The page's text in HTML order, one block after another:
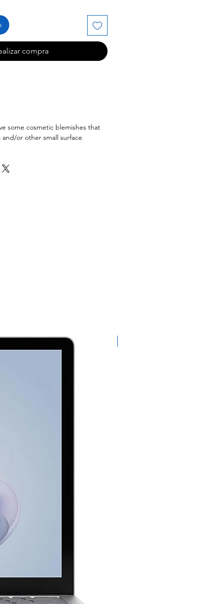
compra
some cosmetic blemishes that
or other small surface